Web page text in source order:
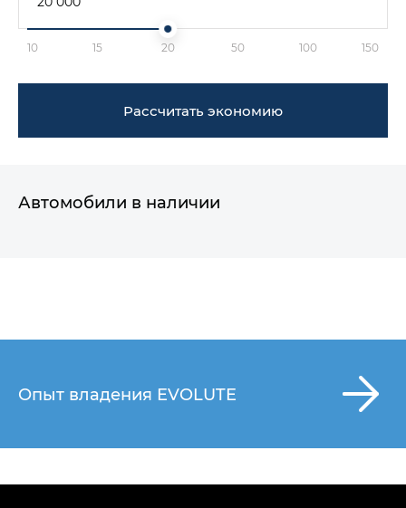
10 15 20 50 100 150
Рассчитать экономию
Автомобили в наличии
Опыт владения EVOLUTE